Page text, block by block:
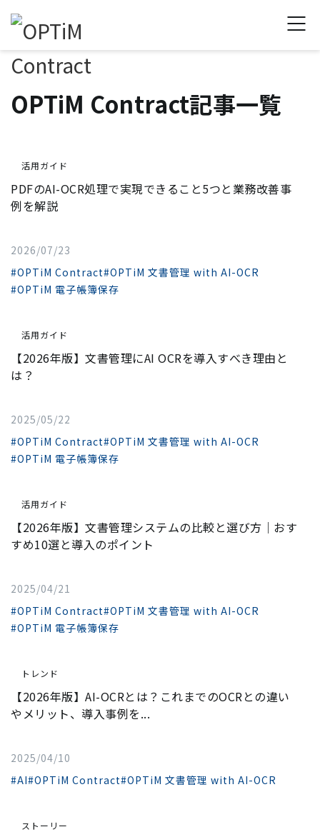
OPTiM Contract記事一覧
活用ガイド
PDFのAI-OCR処理で実現できること5つと業務改善事
例を解説
2026/07/23
#OPTiM Contract#OPTiM 文書管理 with AI-OCR
#OPTiM 電子帳簿保存
活用ガイド
【2026年版】文書管理にAI OCRを導入すべき理由と
は？
2025/05/22
#OPTiM Contract#OPTiM 文書管理 with AI-OCR
#OPTiM 電子帳簿保存
活用ガイド
【2026年版】文書管理システムの比較と選び方｜おす
すめ10選と導入のポイント
2025/04/21
#OPTiM Contract#OPTiM 文書管理 with AI-OCR
#OPTiM 電子帳簿保存
トレンド
【2026年版】AI-OCRとは？これまでのOCRとの違い
やメリット、導入事例を...
2025/04/10
#AI#OPTiM Contract#OPTiM 文書管理 with AI-OCR
ストーリー